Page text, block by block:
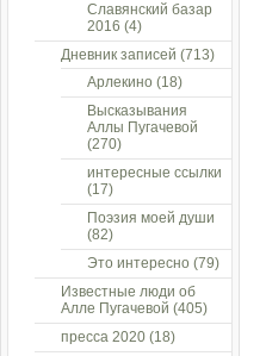
Славянский базар
2016 (4)
Дневник записей (713)
Арлекино (18)
Высказывания
Аллы Пугачевой
(270)
интересные ссылки
(17)
Поэзия моей души
(82)
Это интересно (79)
Известные люди об
Алле Пугачевой (405)
пресса 2020 (18)